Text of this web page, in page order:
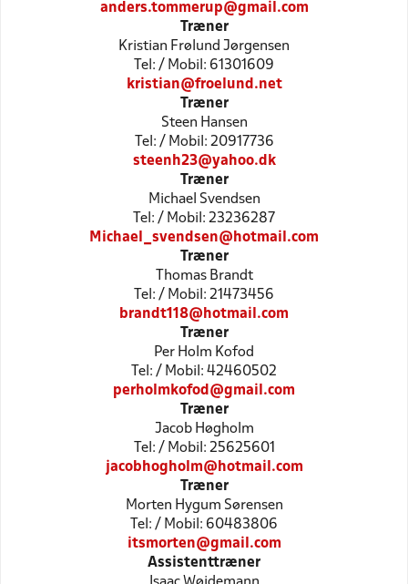
anders.tommerup@gmail.com
Træner
Kristian Frølund Jørgensen
Tel: / Mobil: 61301609
kristian@froelund.net
Træner
Steen Hansen
Tel: / Mobil: 20917736
steenh23@yahoo.dk
Træner
Michael Svendsen
Tel: / Mobil: 23236287
Michael_svendsen@hotmail.com
Træner
Thomas Brandt
Tel: / Mobil: 21473456
brandt118@hotmail.com
Træner
Per Holm Kofod
Tel: / Mobil: 42460502
perholmkofod@gmail.com
Træner
Jacob Høgholm
Tel: / Mobil: 25625601
jacobhogholm@hotmail.com
Træner
Morten Hygum Sørensen
Tel: / Mobil: 60483806
itsmorten@gmail.com
Assistenttræner